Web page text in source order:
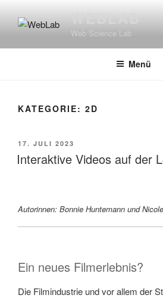
Inhalt
WEBLAB
Web Science Lab
Menü
KATEGORIE: 2D
VERÖFFENTLICHT
AM
17. JULI 2023
Interaktive Videos auf der
Autorinnen: Bonnie Huntemann und
Ein neues Filmerlebnis?
Die Filmindustrie und vor allem der